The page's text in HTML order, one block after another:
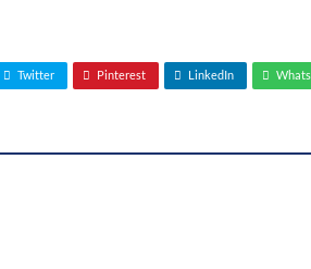
Twitter Pinterest LinkedIn